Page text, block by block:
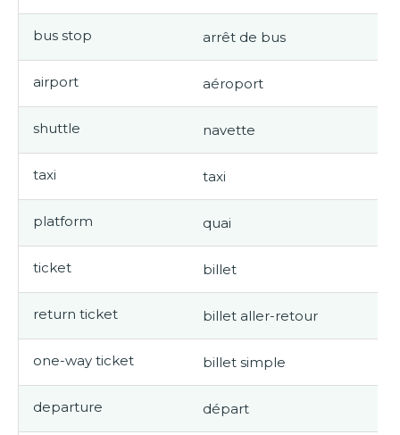
bus stop arrêt de bus
airport aéroport
shuttle navette
taxi taxi
platform quai
ticket billet
return ticket billet aller-retour
one-way ticket billet simple
departure départ